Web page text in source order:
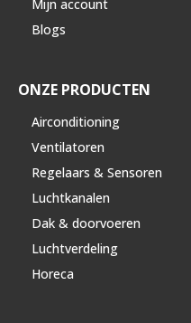
Mijn account
Blogs
ONZE PRODUCTEN
Airconditioning
Ventilatoren
Regelaars & Sensoren
Luchtkanalen
Dak & doorvoeren
Luchtverdeling
Horeca